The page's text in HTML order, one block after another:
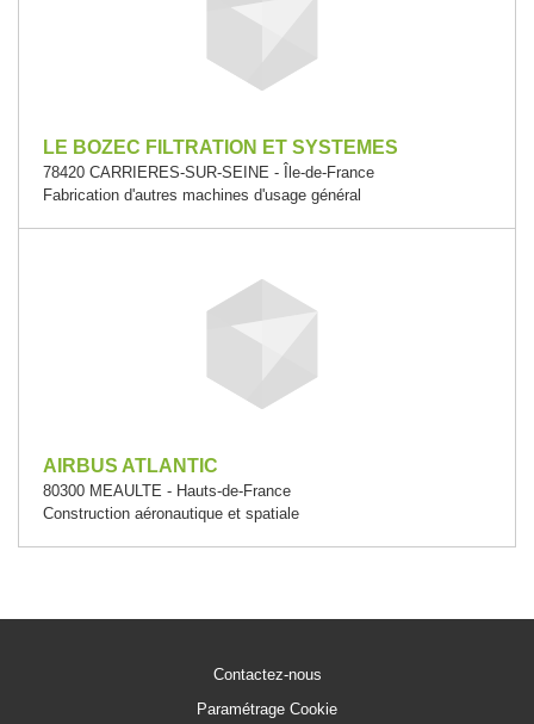
LE BOZEC FILTRATION ET SYSTEMES
78420 CARRIERES-SUR-SEINE - Île-de-France
Fabrication d'autres machines d'usage général
AIRBUS ATLANTIC
80300 MEAULTE - Hauts-de-France
Construction aéronautique et spatiale
Contactez-nous
Paramétrage Cookie